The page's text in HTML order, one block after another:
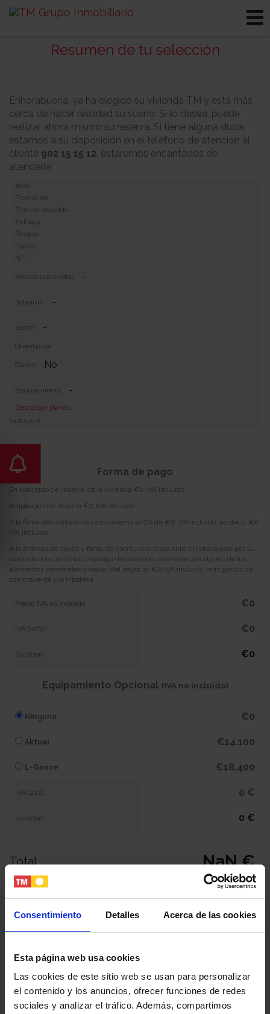
Consentimiento Detalles Acerca de las cookies
Esta página web usa cookies
Las cookies de este sitio web se usan para personalizar
el contenido y los anuncios, ofrecer funciones de redes
sociales y analizar el tráfico. Además, compartimos
Resumen de tu selección
Enhorabuena, ya ha elegido su vivienda TM y está más
cerca de hacer realidad su sueño. Si lo desea, puede
realizar ahora mismo su reserva. Si tiene alguna duda,
estamos a su disposición en el teléfono de atención al
cliente 902 15 15 12, estaremos encantados de
atenderle.
Área:
Promoción:
Tipo de vivienda:
Entrega:
Bloque:
Planta:
Nº:
Metros cuadrados: -
Solarium: -
Jardin: -
Orientacion:
Garaje: No
Equipamiento: -
Descargar planos
Incluye 0
Tu nombre y apellidos
Tu teléfono
Forma de pago
En concepto de reserva de la vivienda €0 IVA incluido
Ampliación de reserva €0 IVA incluido
A la firma del contrato de compraventa el 0% de €0 IVA incluido, es decir, €0
IVA incluido
A la entrega de llaves y firma de escritura pública ante el notario que por su
competencia territorial disponga de conexión razonable con alguno de los
elementos personales o reales del negocio, €0 IVA incluido, más gastos de
compraventa y/o hipoteca
Precio IVA no incluido €0
IVA (10%) €0
Subtotal €0
Equipamiento Opcional (IVA no incluido)
Ninguno €0
Aktual €14.100
L-Gance €18.400
IVA (21%) 0 €
Subtotal 0 €
Total NaN €